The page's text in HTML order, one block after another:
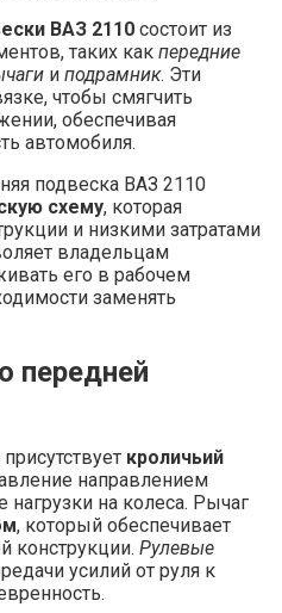
ВАЗ 2110 состоит из
таких как передние
и подрамник. Эти
чтобы смягчить
обеспечивая
автомобиля.
подвеска ВАЗ 2110
схему, которая
и низкими затратами
владельцам
его в рабочем
заменять
передней
кроличьий
направлением
на колеса. Рычаг
, который обеспечивает
конструкции. Рулевые
усилий от руля к